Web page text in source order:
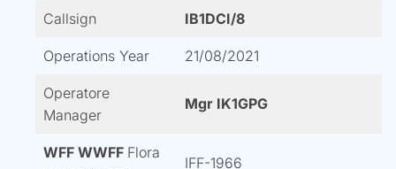
Callsign IB1DCI/8
Operations Year 21/08/2021
Operatore
Manager
Mgr IK1GPG
WFF WWFF Flora
IFF-1966